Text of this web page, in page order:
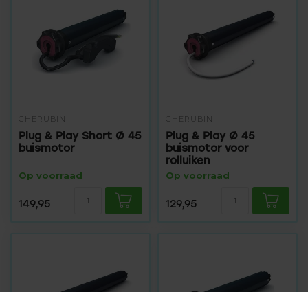
CHERUBINI
Plug & Play Short Ø 45
buismotor
Op voorraad
149,95
CHERUBINI
Plug & Play Ø 45
buismotor voor
rolluiken
Op voorraad
129,95